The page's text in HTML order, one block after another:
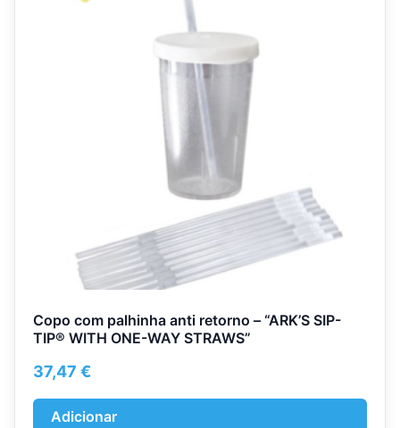
Copo com palhinha anti retorno – “ARK’S SIP-
TIP® WITH ONE-WAY STRAWS”
37,47 €
Adicionar